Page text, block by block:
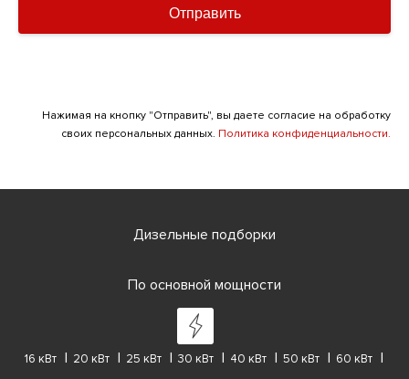
Отправить
Нажимая на кнопку "Отправить", вы даете согласие на обработку
своих персональных данных. Политика конфиденциальности.
Дизельные подборки
По основной мощности
16 кВт 20 кВт 25 кВт 30 кВт 40 кВт 50 кВт
60 кВт